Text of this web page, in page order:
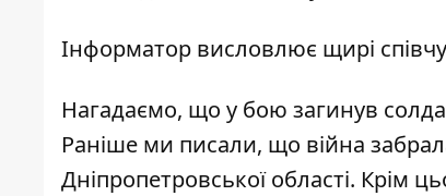
Інформатор висловлює щирі
Нагадаємо, що у бою загинув
Раніше ми писали, що війна
Дніпропетровської області. Крім